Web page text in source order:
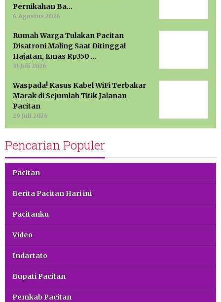
Pernikahan Ba…
4 Agustus 2026
Rumah Warga Tulakan Pacitan
Disatroni Maling Saat Ditinggal
Hajatan, Emas Rp350 …
31 Juli 2026
Waspada! Kasus Kabel WiFi Terbakar
Marak di Sejumlah Titik Jalanan
Pacitan
29 Juli 2026
Pencarian Populer
Pacitan
Berita Pacitan Hari ini
Pacitanku
Video
Indartato
Bupati Pacitan
Pemkab Pacitan